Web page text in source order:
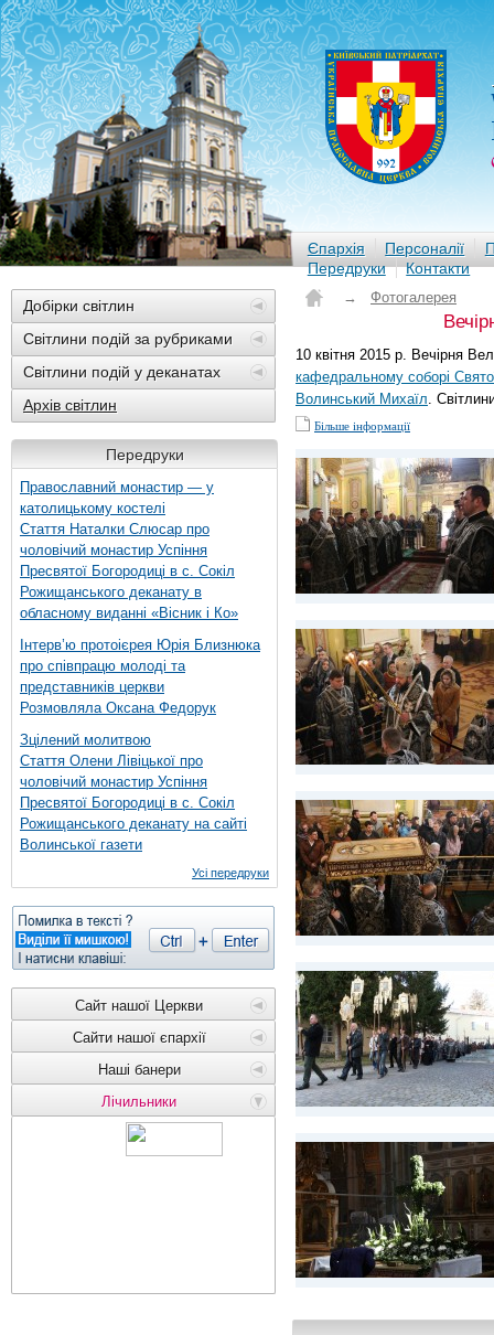
Єпархія Персоналії
Передруки
Контакти
Добірки світлин
Світлини подій за рубриками
Світлини подій у деканатах
Архів світлин
Передруки
Православний монастир — у
католицькому костелі
Стаття Наталки Слюсар про
чоловічий монастир Успіння
Пресвятої Богородиці в с. Сокіл
Рожищанського деканату в
обласному виданні «Вісник і Ко»
Інтерв’ю протоієрея Юрія Близнюка
про співпрацю молоді та
представників церкви
Розмовляла Оксана Федорук
Зцілений молитвою
Стаття Олени Лівіцької про
чоловічий монастир Успіння
Пресвятої Богородиці в с. Сокіл
Рожищанського деканату на сайті
Волинської газети
Усі передруки
Сайт нашої Церкви
Сайти нашої єпархії
Наші банери
Лічильники
→ Фотогалерея
10 квітня 2015 р. Вечірня
кафедральному соборі
Волинський Михаїл.
Більше інформації